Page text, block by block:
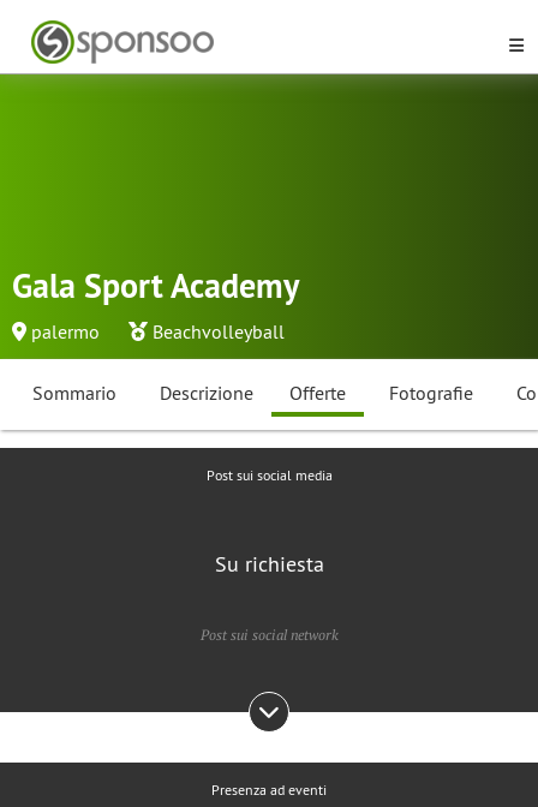
Gala Sport Academy
palermo Beachvolleyball
Sommario Descrizione Offerte Fotografie
Post sui social media
Su richiesta
Post sui social network
Presenza ad eventi